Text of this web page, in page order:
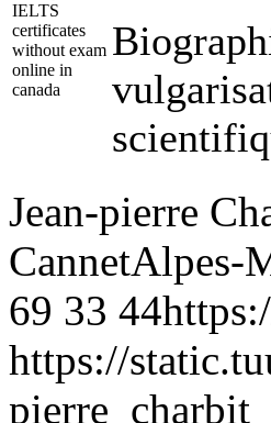
Jean-pierre
CannetAlpes-
69 33 44
https://